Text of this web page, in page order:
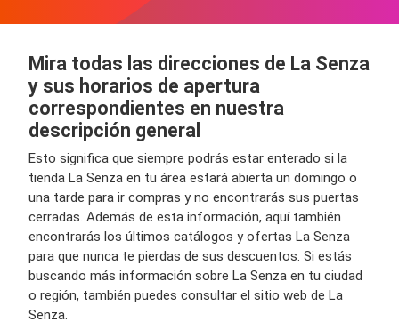
Mira todas las direcciones de La Senza
y sus horarios de apertura
correspondientes en nuestra
descripción general
Esto significa que siempre podrás estar enterado si la
tienda La Senza en tu área estará abierta un domingo o
una tarde para ir compras y no encontrarás sus puertas
cerradas. Además de esta información, aquí también
encontrarás los últimos catálogos y ofertas La Senza
para que nunca te pierdas de sus descuentos. Si estás
buscando más información sobre La Senza en tu ciudad
o región, también puedes consultar el sitio web de La
Senza.